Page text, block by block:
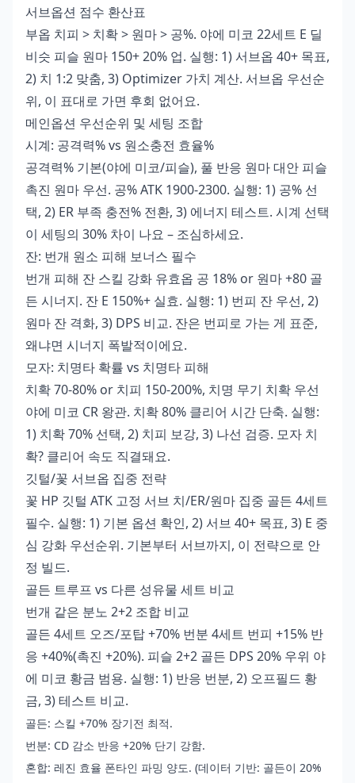
서브옵션 점수 환산표
부옵 치피 > 치확 > 원마 > 공%. 야에 미코 22세트 E 딜
비슷 피슬 원마 150+ 20% 업. 실행: 1) 서브옵 40+ 목표,
2) 치 1:2 맞춤, 3) Optimizer 가치 계산. 서브옵 우선순
위, 이 표대로 가면 후회 없어요.
메인옵션 우선순위 및 세팅 조합
시계: 공격력% vs 원소충전 효율%
공격력% 기본(야에 미코/피슬), 풀 반응 원마 대안 피슬
촉진 원마 우선. 공% ATK 1900-2300. 실행: 1) 공% 선
택, 2) ER 부족 충전% 전환, 3) 에너지 테스트. 시계 선택
이 세팅의 30% 차이 나요 – 조심하세요.
잔: 번개 원소 피해 보너스 필수
번개 피해 잔 스킬 강화 유효옵 공 18% or 원마 +80 골
든 시너지. 잔 E 150%+ 실효. 실행: 1) 번피 잔 우선, 2)
원마 잔 격화, 3) DPS 비교. 잔은 번피로 가는 게 표준,
왜냐면 시너지 폭발적이에요.
모자: 치명타 확률 vs 치명타 피해
치확 70-80% or 치피 150-200%, 치명 무기 치확 우선
야에 미코 CR 왕관. 치확 80% 클리어 시간 단축. 실행:
1) 치확 70% 선택, 2) 치피 보강, 3) 나선 검증. 모자 치
확? 클리어 속도 직결돼요.
깃털/꽃 서브옵 집중 전략
꽃 HP 깃털 ATK 고정 서브 치/ER/원마 집중 골든 4세트
필수. 실행: 1) 기본 옵션 확인, 2) 서브 40+ 목표, 3) E 중
심 강화 우선순위. 기본부터 서브까지, 이 전략으로 안
정 빌드.
골든 트루프 vs 다른 성유물 세트 비교
번개 같은 분노 2+2 조합 비교
골든 4세트 오즈/포탑 +70% 번분 4세트 번피 +15% 반
응 +40%(촉진 +20%). 피슬 2+2 골든 DPS 20% 우위 야
에 미코 황금 범용. 실행: 1) 반응 번분, 2) 오프필드 황
금, 3) 테스트 비교.
골든: 스킬 +70% 장기전 최적.
번분: CD 감소 반응 +20% 단기 강함.
혼합: 레진 효율 폰타인 파밍 양도. (데이터 기반: 골든이 20%